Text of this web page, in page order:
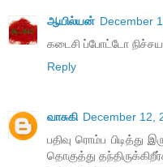
ஆயில்யன் December
கடைசி ப்போட்டோ
Reply
வாசுகி December 12,
பதிவு ரொம்ப பிடித்து
தொகுத்து